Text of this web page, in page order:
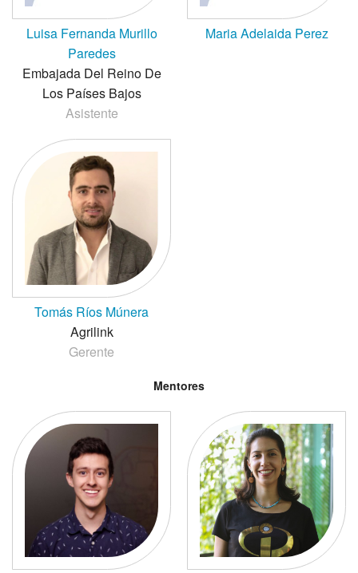
Luisa Fernanda Murillo
Paredes
Embajada Del Reino De
Los Países Bajos
Asistente
Maria Adelaida Perez
Tomás Ríos Múnera
Agrilink
Gerente
Mentores